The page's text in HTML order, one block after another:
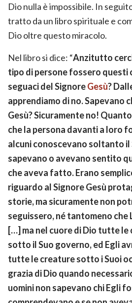
Dio nulla è impossibile. In
tratto da un libro spirituale e
Dio oltre questo miracolo.
Nel libro si dice: “Anzitutto
tipo di persone fossero questi
seguaci del SignoreGesù?
apprendiamo di no. Sapevano
Gesù? Sicuramente no!
che la persona davanti a loro
alcuni conoscevano soltanto il
sapevano o avevano sentito
che aveva fatto. Erano
riguardo al Signore Gesù
storie, ma sicuramente non
seguissero, né tantomeno che
[…] ma nel cuore di Dio tutte le
sotto il Suo governo, ed Egli
tutte le creature sotto i Suoi
grazia di Dio quando
uomini non sapevano chi Egli